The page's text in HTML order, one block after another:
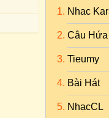
Nhac
Câu
Tieumy
Bài Hát
NhạcCL